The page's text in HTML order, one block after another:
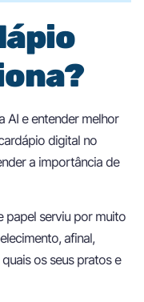
AI e entender melhor
digital no
a importância de
papel serviu por muito
afinal,
os seus pratos e